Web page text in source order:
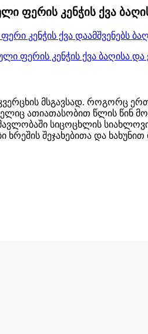
ფერის კენჭის ქვა
მსგავსად. როგორც
ათიათასობით წლის წინ
სიცოცხლის
შეჯახებითა და